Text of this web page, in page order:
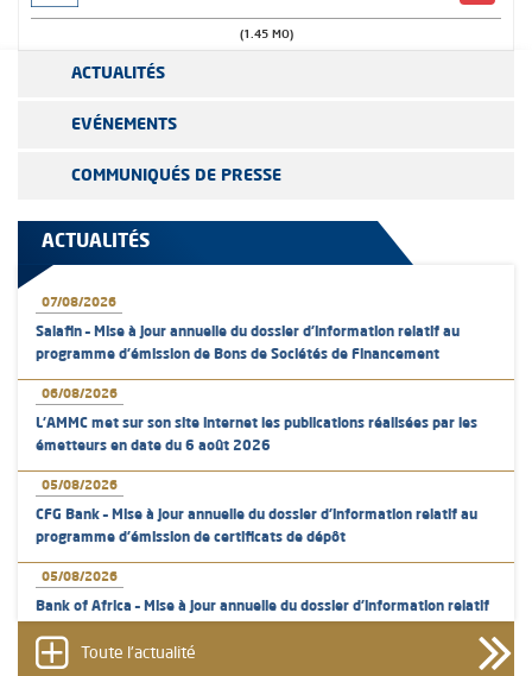
(1.45 MO)
ACTUALITÉS
EVÉNEMENTS
COMMUNIQUÉS DE PRESSE
ACTUALITÉS
07/08/2026
Salafin – Mise à jour annuelle du dossier d’information relatif au
programme d'émission de Bons de Sociétés de Financement
06/08/2026
L’AMMC met sur son site internet les publications réalisées par les
émetteurs en date du 6 août 2026
05/08/2026
CFG Bank – Mise à jour annuelle du dossier d’information relatif au
programme d'émission de certificats de dépôt
05/08/2026
Bank of Africa – Mise à jour annuelle du dossier d’information relatif
05/08/2026
Toute l'actualité